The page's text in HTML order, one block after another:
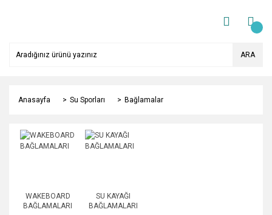
ARA
Anasayfa Su Sporları Bağlamalar
WAKEBOARD
BAĞLAMALARI
SU KAYAĞI
BAĞLAMALARI